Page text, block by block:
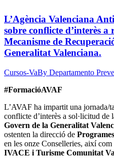
L’Agència Valenciana
sobre conflicte d’interès a
Mecanisme de
Generalitat Valenciana.
Cursos-VaBy Departamento
#FormacióAVAF
L’AVAF ha impartit una jornada/
conflicte d’interès a sol·licitud de
Govern de la Generalitat
ostenten la direcció de
en les onze Conselleries, així com
IVACE i Turisme Comunitat